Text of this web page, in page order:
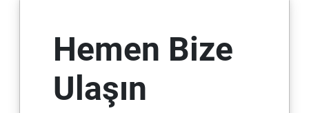
Hemen Bize
Ulaşın